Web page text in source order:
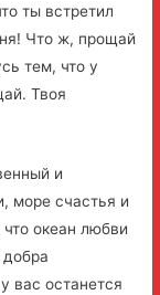
ты встретил
Что ж, прощай
тем, что у
Твоя
и
море счастья и
океан любви
добра
вас останется